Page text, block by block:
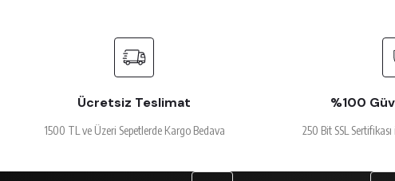
Ücretsiz Teslimat
1500 TL ve Üzeri Sepetlerde Kargo Bedava
%100
250 Bit SSL